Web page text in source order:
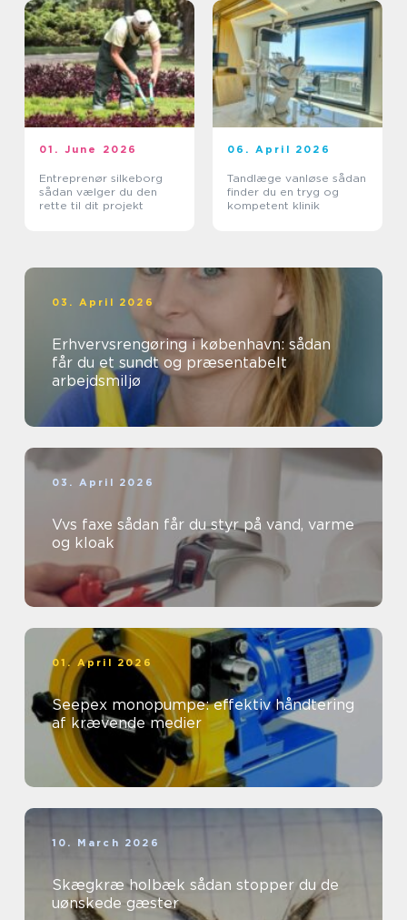
01. June 2026
Entreprenør silkeborg
sådan vælger du den
rette til dit projekt
06. April 2026
Tandlæge vanløse sådan
finder du en tryg og
kompetent klinik
03. April 2026
Erhvervsrengøring i københavn: sådan
får du et sundt og præsentabelt
arbejdsmiljø
03. April 2026
Vvs faxe sådan får du styr på vand, varme
og kloak
01. April 2026
Seepex monopumpe: effektiv håndtering
af krævende medier
10. March 2026
Skægkræ holbæk sådan stopper du de
uønskede gæster